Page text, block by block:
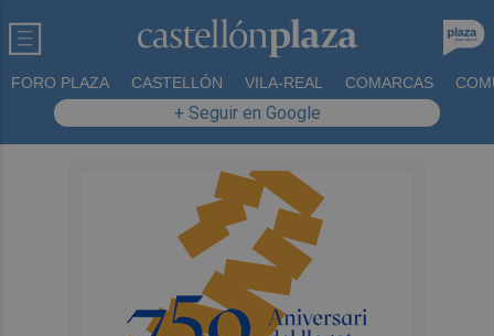
FORO PLAZA CASTELLÓN VILA-REAL COMARCAS
+ Seguir en Google